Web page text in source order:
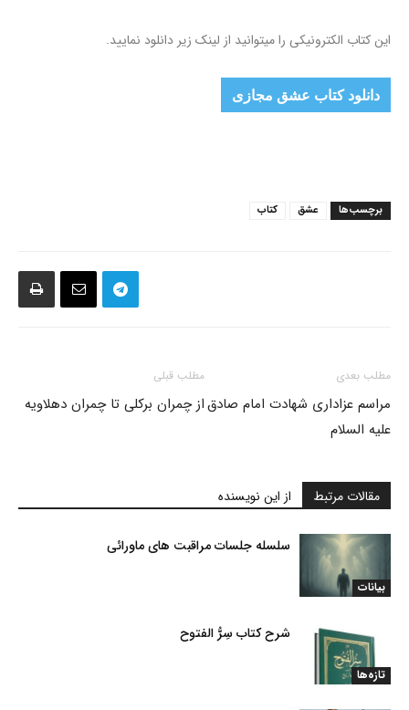
این کتاب الکترونیکی را میتوانید از لینک زیر دانلود نمایید.
دانلود کتاب عشق مجازی
برچسب‌ها عشق کتاب
مطلب قبلی
از چمران برکلی تا چمران دهلاویه
مطلب بعدی
مراسم عزاداری شهادت امام صادق
علیه السلام
مقالات مرتبط از این نویسنده
بیانات
سلسله جلسات مراقبت های ماورائی
تازه‌ها
شرح کتاب سِرُّ الفتوح